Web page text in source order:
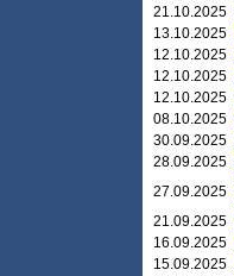
21.10.2025
13.10.2025
12.10.2025
12.10.2025
12.10.2025
08.10.2025
30.09.2025
28.09.2025
27.09.2025
21.09.2025
16.09.2025
15.09.2025